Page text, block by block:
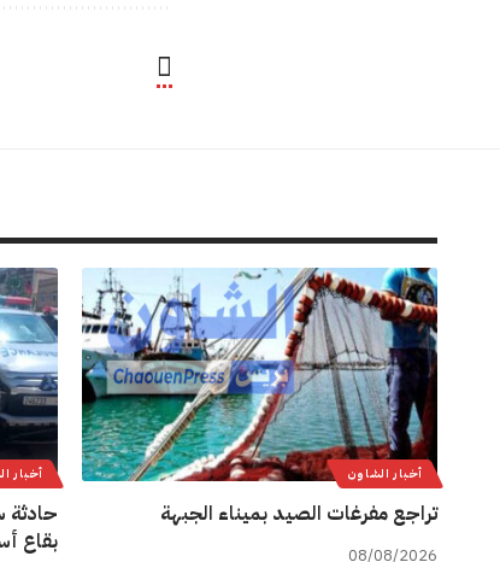
أخبار الشاون
تراجع مفرغات الصيد بميناء الجبهة
08/08/2026
أخبار
حادثة
بقاع